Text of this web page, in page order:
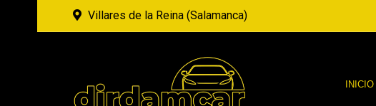
Villares de la Reina (Salamanca)
INICIO